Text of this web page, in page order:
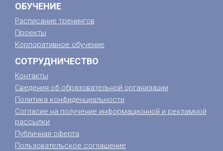
ОБУЧЕНИЕ
Расписание тренингов
Проекты
Корпоративное обучение
СОТРУДНИЧЕСТВО
Контакты
Сведения об образовательной организации
Политика конфиденциальности
Согласие на получение информационной и рекламной
рассылки
Публичная оферта
Пользовательское соглашение